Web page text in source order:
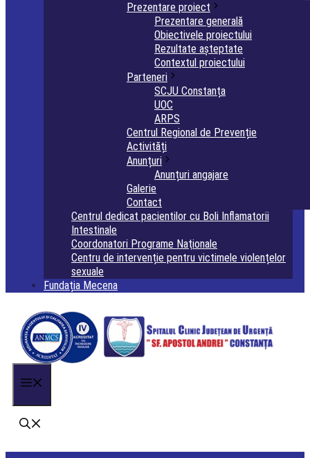
Prezentare proiect
Prezentare generală
Obiectivele proiectului
Rezultate așteptate
Contextul proiectului
Parteneri
SCJU Constanța
UOC
ARPS
Centrul Regional de Prevenție
Activități
Anunțuri
Anunțuri angajare
Galerie
Contact
Centrul dedicat pacientilor cu Boli Inflamatorii
Intestinale
Coordonatori Programe Naţionale
Centru de intervenție pentru victimele violențelor
sexuale
Fundația Mecena